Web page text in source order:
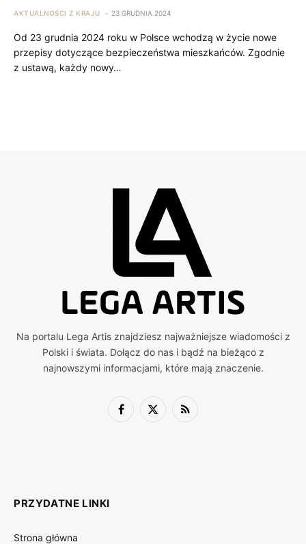
AKTUALNOŚCI Z KRAJU 23 GRUDNIA 2024
Od 23 grudnia 2024 roku w Polsce wchodzą w życie nowe
przepisy dotyczące bezpieczeństwa mieszkańców. Zgodnie
z ustawą, każdy nowy…
Na portalu Lega Artis znajdziesz najważniejsze wiadomości z
Polski i świata. Dołącz do nas i bądź na bieżąco z
najnowszymi informacjami, które mają znaczenie.
Facebook
X
RSS
PRZYDATNE LINKI
Strona główna